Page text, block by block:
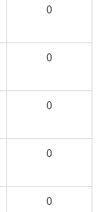
0
0
0
0
0